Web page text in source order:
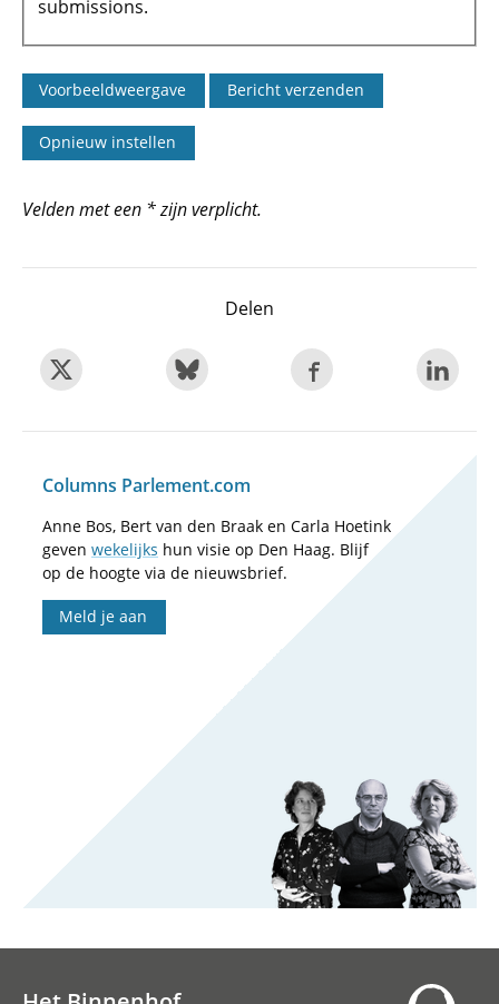
submissions.
Velden met een * zijn verplicht.
Delen
Columns Parlement.com
Anne Bos, Bert van den Braak en Carla Hoetink
geven wekelijks hun visie op Den Haag. Blijf
op de hoogte via de nieuwsbrief.
Meld je aan